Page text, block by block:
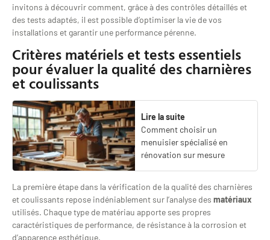
invitons à découvrir comment, grâce à des contrôles détaillés et
des tests adaptés, il est possible d’optimiser la vie de vos
installations et garantir une performance pérenne.
Critères matériels et tests essentiels
pour évaluer la qualité des charnières
et coulissants
Lire la suite
Comment choisir un
menuisier spécialisé en
rénovation sur mesure
La première étape dans la vérification de la qualité des charnières
et coulissants repose indéniablement sur l’analyse des matériaux
utilisés. Chaque type de matériau apporte ses propres
caractéristiques de performance, de résistance à la corrosion et
d’apparence esthétique.